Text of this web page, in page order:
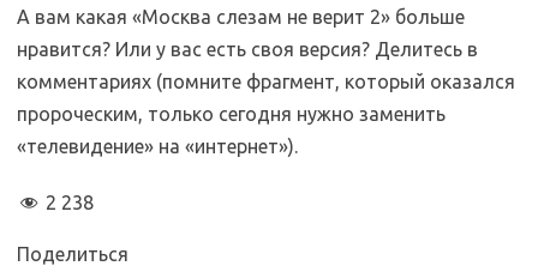
А вам какая «Москва слезам не верит 2» больше
нравится? Или у вас есть своя версия? Делитесь в
комментариях (помните фрагмент, который оказался
пророческим, только сегодня нужно заменить
«телевидение» на «интернет»).
2 238
Поделиться